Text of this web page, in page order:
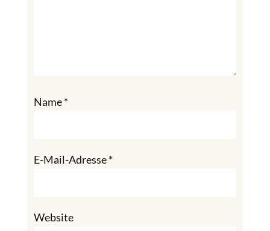
Name*
E-Mail-Adresse*
Website